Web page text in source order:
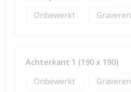
Onbewerkt
Graveren
Achterkant 1 (190 x 190)
Onbewerkt
Graveren